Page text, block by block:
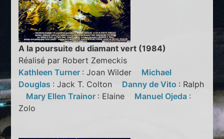
A la poursuite du diamant vert (1984)
Réalisé par Robert Zemeckis
Kathleen Turner : Joan Wilder Michael
Douglas : Jack T. Colton Danny de Vito : Ralph
Mary Ellen Trainor : Elaine Manuel Ojeda :
Zolo